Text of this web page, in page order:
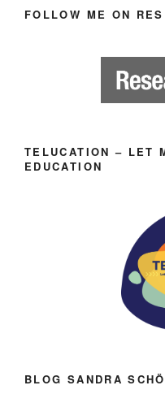
FOLLOW ME ON
TELUCATION – LET
EDUCATION
BLOG SANDRA